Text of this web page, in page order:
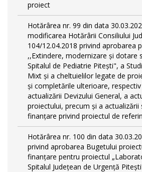
proiect
Hotărârea nr. 99 din data
modificarea Hotărârii Consiliului
104/12.04.2018 privind aprobarea
,,Extindere, modernizare și dotare
Spitalul de Pediatrie Pitești", a
Mixt și a cheltuielilor legate de
și completările ulterioare,
actualizării Devizului General, a
proiectului, precum și a actualizării
finanțare privind proiectul de
Hotărârea nr. 100 din data
privind aprobarea Bugetului
finanțare pentru proiectul
Spitalul Județean de Urgență